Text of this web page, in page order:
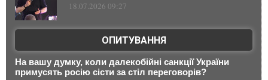
18.07.2026 09:27
ОПИТУВАННЯ
На вашу думку, коли далекобійні санкції України
примусять росію сісти за стіл переговорів?